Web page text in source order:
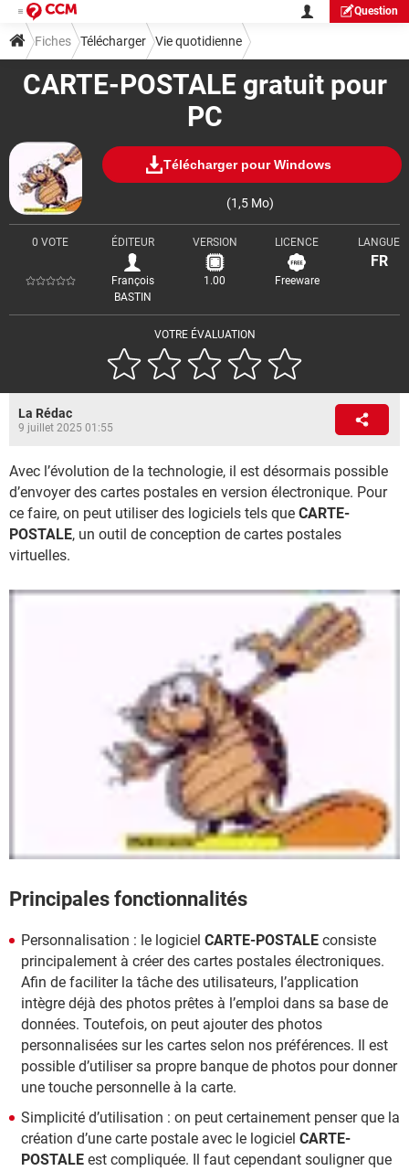
Question
CARTE-POSTALE gratuit pour
PC
Télécharger pour Windows
(1,5 Mo)
VOTRE ÉVALUATION
0 VOTE ÉDITEUR
François
BASTIN
VERSION
1.00
LICENCE
Freeware
LANGUE
FR
Fiches Télécharger Vie quotidienne
La Rédac
9 juillet 2025 01:55
Avec l’évolution de la technologie, il est désormais possible
d’envoyer des cartes postales en version électronique. Pour
ce faire, on peut utiliser des logiciels tels que CARTE-
POSTALE, un outil de conception de cartes postales
virtuelles.
Principales fonctionnalités
Personnalisation : le logiciel CARTE-POSTALE consiste
principalement à créer des cartes postales électroniques.
Afin de faciliter la tâche des utilisateurs, l’application
intègre déjà des photos prêtes à l’emploi dans sa base de
données. Toutefois, on peut ajouter des photos
personnalisées sur les cartes selon nos préférences. Il est
possible d’utiliser sa propre banque de photos pour donner
une touche personnelle à la carte.
Simplicité d’utilisation : on peut certainement penser que la
création d’une carte postale avec le logiciel CARTE-
POSTALE est compliquée. Il faut cependant souligner que